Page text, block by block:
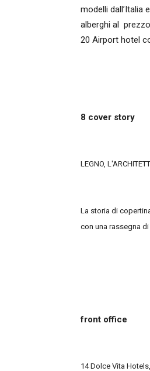
modelli
alberghi al
20 Airport hotel
8 cover story
LEGNO,
La storia di
con una rassegna di
front office
14 Dolce Vita